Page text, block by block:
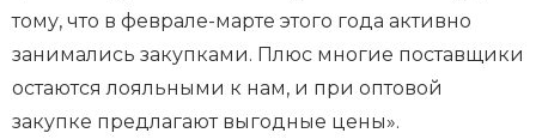
тому, что в феврале-марте этого года активно
занимались закупками. Плюс многие поставщики
остаются лояльными к нам, и при оптовой
закупке предлагают выгодные цены».